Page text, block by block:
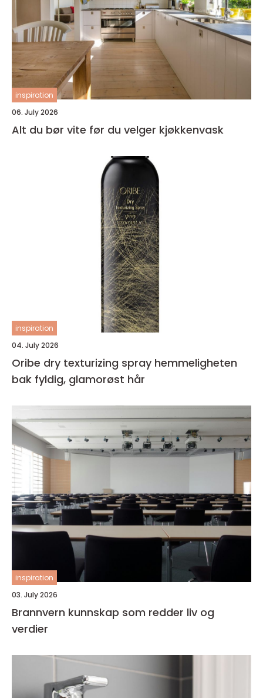
inspiration
06. July 2026
Alt du bør vite før du velger kjøkkenvask
inspiration
04. July 2026
Oribe dry texturizing spray hemmeligheten
bak fyldig, glamorøst hår
inspiration
03. July 2026
Brannvern kunnskap som redder liv og
verdier